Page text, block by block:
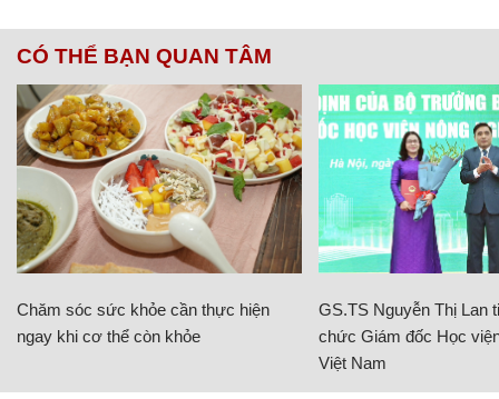
CÓ THỂ BẠN QUAN TÂM
Chăm sóc sức khỏe cần thực hiện
ngay khi cơ thể còn khỏe
GS.TS Nguyễn Thị Lan
chức Giám đốc Học
Việt Nam